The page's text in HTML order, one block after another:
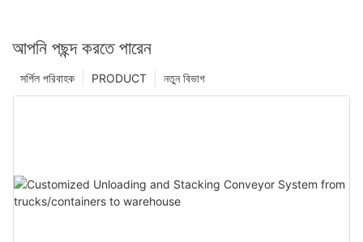
আপনি পছন্দ করতে পারেন
নতুন বিভাগ
PRODUCT
সর্পিল পরিবাহক